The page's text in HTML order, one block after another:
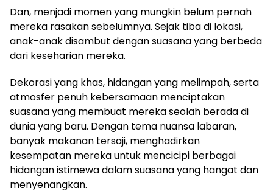
Dan, menjadi momen yang mungkin belum pernah
mereka rasakan sebelumnya. Sejak tiba di lokasi,
anak-anak disambut dengan suasana yang berbeda
dari keseharian mereka.
Dekorasi yang khas, hidangan yang melimpah, serta
atmosfer penuh kebersamaan menciptakan
suasana yang membuat mereka seolah berada di
dunia yang baru. Dengan tema nuansa labaran,
banyak makanan tersaji, menghadirkan
kesempatan mereka untuk mencicipi berbagai
hidangan istimewa dalam suasana yang hangat dan
menyenangkan.